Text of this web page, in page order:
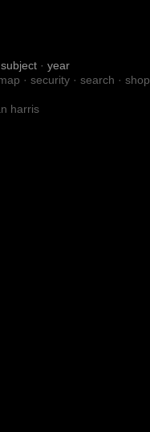
subject · year
· security · search · shop
harris